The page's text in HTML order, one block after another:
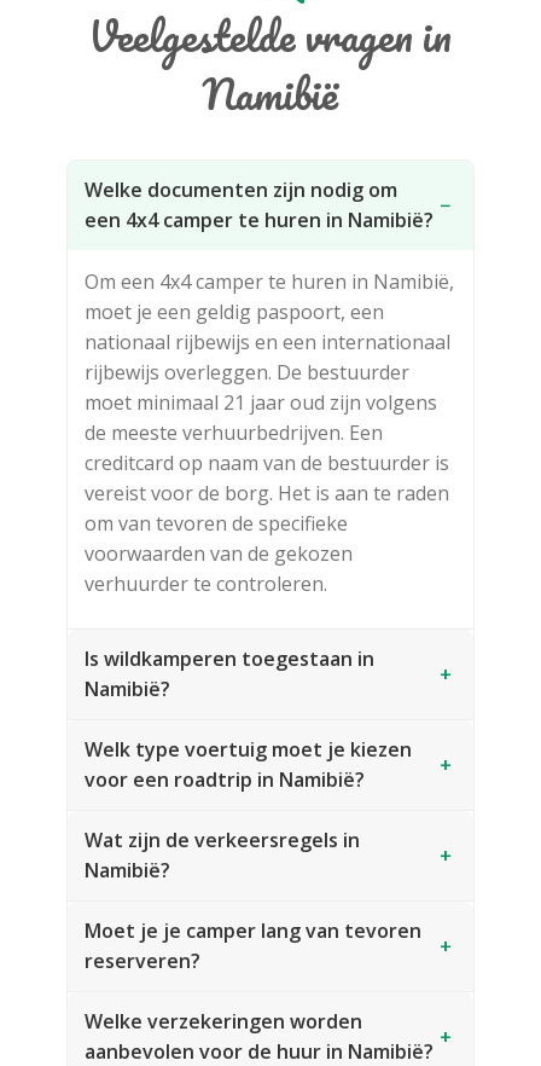
Veelgestelde vragen in
Namibië
Welke documenten zijn nodig om
een 4x4 camper te huren in Namibië?
−
Om een 4x4 camper te huren in Namibië,
moet je een geldig paspoort, een
nationaal rijbewijs en een internationaal
rijbewijs overleggen. De bestuurder
moet minimaal 21 jaar oud zijn volgens
de meeste verhuurbedrijven. Een
creditcard op naam van de bestuurder is
vereist voor de borg. Het is aan te raden
om van tevoren de specifieke
voorwaarden van de gekozen
verhuurder te controleren.
Is wildkamperen toegestaan in
Namibië?
+
Welk type voertuig moet je kiezen
voor een roadtrip in Namibië?
+
Wat zijn de verkeersregels in
Namibië?
+
Moet je je camper lang van tevoren
reserveren?
+
Welke verzekeringen worden
aanbevolen voor de huur in Namibië?
+